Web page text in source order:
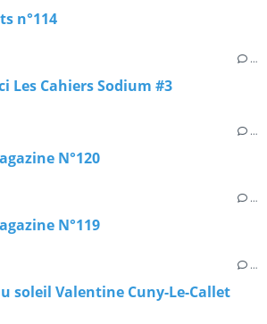
n°114
…
Les Cahiers Sodium #3
…
N°120
…
N°119
…
soleil Valentine Cuny-Le-Callet